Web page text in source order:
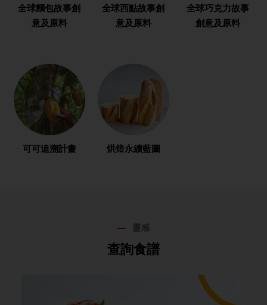
全球麵包故事創
意及原料
全球西點故事創
意及原料
全球巧克力故事
創意及原料
可可追溯計畫 烘焙永續藍圖
靈感
查詢食譜